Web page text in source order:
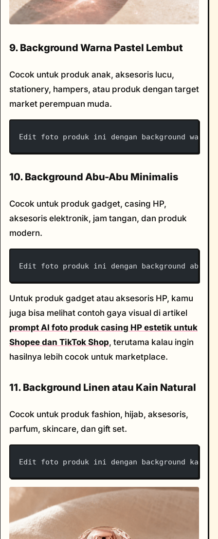
9. Background Warna Pastel Lembut
Cocok untuk produk anak, aksesoris lucu,
stationery, hampers, atau produk dengan target
market perempuan muda.
Edit foto produk ini dengan background
10. Background Abu-Abu Minimalis
Cocok untuk produk gadget, casing HP,
aksesoris elektronik, jam tangan, dan produk
modern.
Edit foto produk ini dengan background
Untuk produk gadget atau aksesoris HP, kamu
juga bisa melihat contoh gaya visual di artikel
prompt AI foto produk casing HP estetik untuk
Shopee dan TikTok Shop, terutama kalau ingin
hasilnya lebih cocok untuk marketplace.
11. Background Linen atau Kain Natural
Cocok untuk produk fashion, hijab, aksesoris,
parfum, skincare, dan gift set.
Edit foto produk ini dengan background kain